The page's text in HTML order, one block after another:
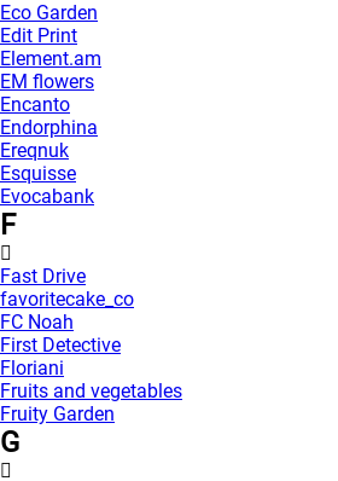
Eco Garden
Edit Print
Element.am
EM flowers
Encanto
Endorphina
Ereqnuk
Esquisse
Evocabank
F
Fast Drive
favoritecake_co
FC Noah
First Detective
Floriani
Fruits and vegetables
Fruity Garden
G